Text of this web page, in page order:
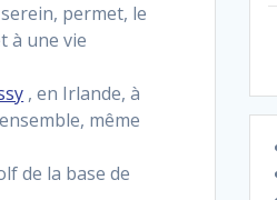
permet, le
à une vie
, en Irlande, à
même
de la base de